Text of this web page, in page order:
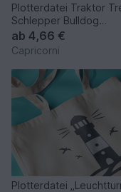
Plotterdatei Traktor Trekker
Schlepper Bulldog
Landwirtschaft
ab 4,66 €
Capricorni
Plotterdatei